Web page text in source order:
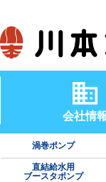
会社情
渦巻ポンプ
直結給水用
ブースタポンプ